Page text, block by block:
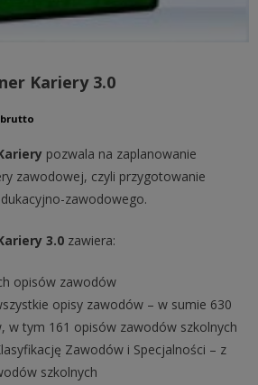
Kariery 3.0
zł
460,00 zł
brutto
pozwala na zaplanowanie
zawodowej, czyli przygotowanie
zawodowego.
3.0 zawiera:
opisów zawodów
opisy zawodów – w sumie 630
w tym 161 opisów zawodów szkolnych
Zawodów i Specjalności – z
szkolnych